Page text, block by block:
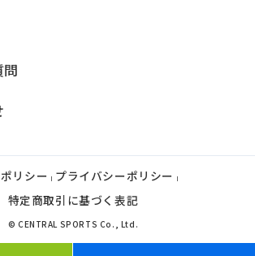
リシー | プライバシーポリシー |
特定商取引に基づく表記
© CENTRAL SPORTS Co., Ltd.